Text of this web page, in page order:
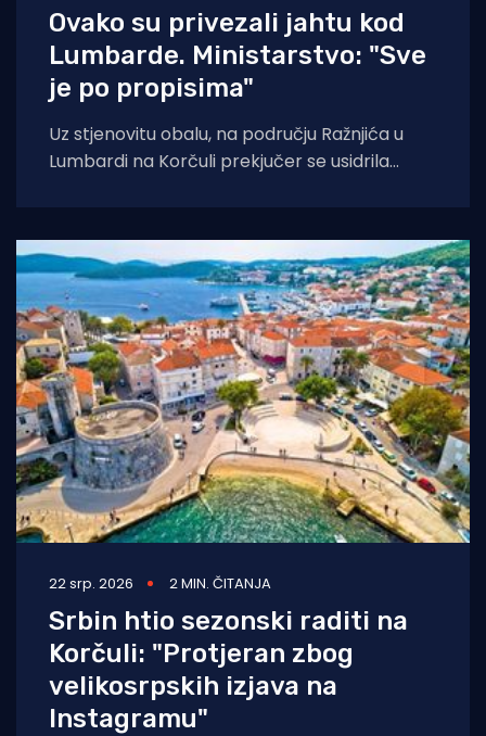
Ovako su privezali jahtu kod
Lumbarde. Ministarstvo: "Sve
je po propisima"
Uz stjenovitu obalu, na području Ražnjića u
Lumbardi na Korčuli prekjučer se usidrila
22 srp. 2026 2 MIN. ČITANJA
Srbin htio sezonski raditi na
Korčuli: "Protjeran zbog
velikosrpskih izjava na
Instagramu"